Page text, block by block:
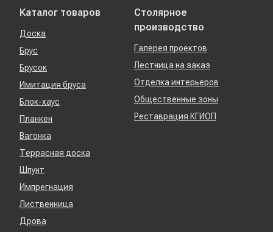
Каталог товаров
Доска
Брус
Брусок
Имитация бруса
Блок-хаус
Планкен
Вагонка
Террасная доска
Шпунт
Импрегнация
Лиственница
Дрова
Столярное
производство
Галерея проектов
Лестница на заказ
Отделка интерьеров
Общественные зоны
Реставрация КГИОП